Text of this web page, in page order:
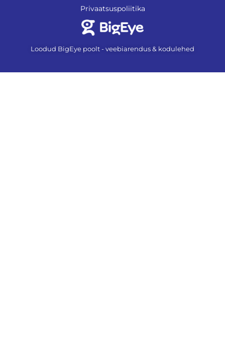
Privaatsuspoliitika
Loodud BigEye poolt - veebiarendus & kodulehed